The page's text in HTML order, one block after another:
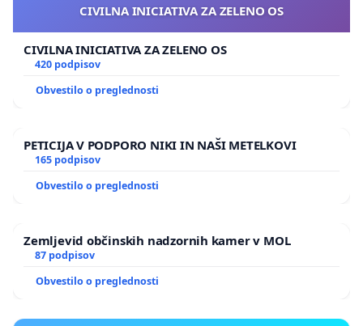
CIVILNA INICIATIVA ZA ZELENO OS
CIVILNA INICIATIVA ZA ZELENO OS
420 podpisov
Obvestilo o preglednosti
PETICIJA V PODPORO NIKI IN NAŠI METELKOVI
165 podpisov
Obvestilo o preglednosti
Zemljevid občinskih nadzornih kamer v MOL
87 podpisov
Obvestilo o preglednosti